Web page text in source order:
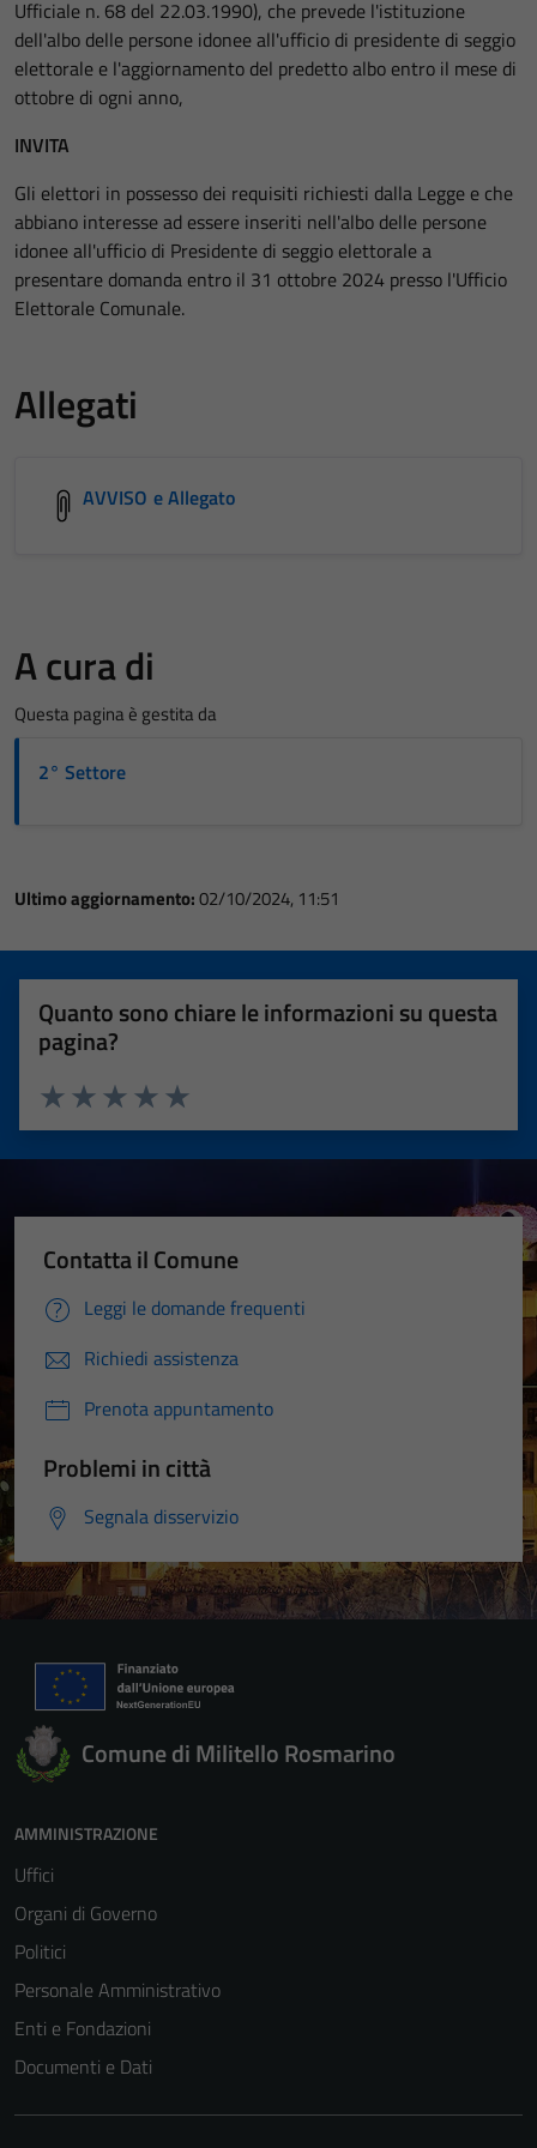
Ufficiale n. 68 del 22.03.1990), che prevede l'istituzione
dell'albo delle persone idonee all'ufficio di presidente di seggio
elettorale e l'aggiornamento del predetto albo entro il mese di
ottobre di ogni anno,
INVITA
Gli elettori in possesso dei requisiti richiesti dalla Legge e che
abbiano interesse ad essere inseriti nell'albo delle persone
idonee all'ufficio di Presidente di seggio elettorale a
presentare domanda entro il 31 ottobre 2024 presso l'Ufficio
Elettorale Comunale.
Allegati
AVVISO e Allegato
A cura di
Questa pagina è gestita da
2° Settore
Ultimo aggiornamento:02/10/2024, 11:51
Quanto sono chiare le informazioni su questa
pagina?
Valuta 5 stelle su 5
Valuta 4 stelle su 5
Valuta 3 stelle su 5
Valuta 2 stelle su 5
Valuta 1 stelle su 5
Contatta il Comune
Leggi le domande frequenti
Richiedi assistenza
Prenota appuntamento
Problemi in città
Segnala disservizio
Comune di Militello Rosmarino
AMMINISTRAZIONE
Uffici
Organi di Governo
Politici
Personale Amministrativo
Enti e Fondazioni
Documenti e Dati